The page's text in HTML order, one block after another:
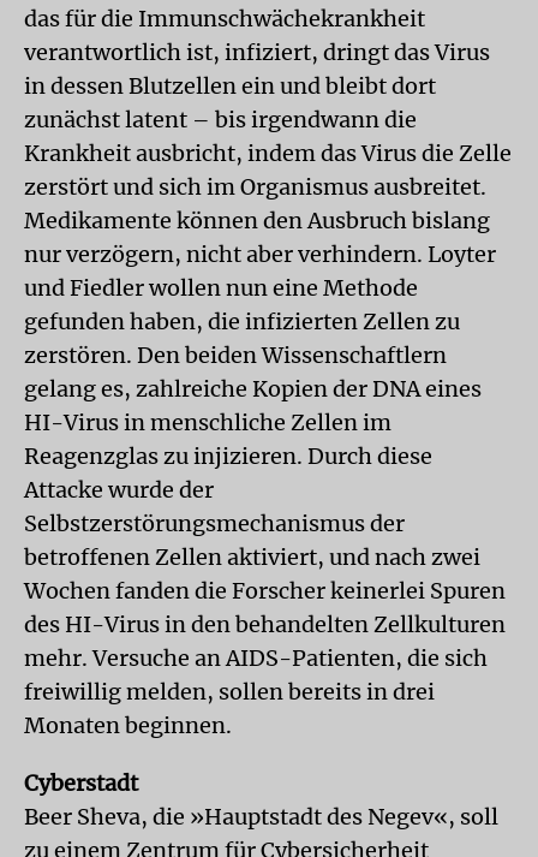
das für die Immunschwächekrankheit
verantwortlich ist, infiziert, dringt das Virus
in dessen Blutzellen ein und bleibt dort
zunächst latent – bis irgendwann die
Krankheit ausbricht, indem das Virus die Zelle
zerstört und sich im Organismus ausbreitet.
Medikamente können den Ausbruch bislang
nur verzögern, nicht aber verhindern. Loyter
und Fiedler wollen nun eine Methode
gefunden haben, die infizierten Zellen zu
zerstören. Den beiden Wissenschaftlern
gelang es, zahlreiche Kopien der DNA eines
HI-Virus in menschliche Zellen im
Reagenzglas zu injizieren. Durch diese
Attacke wurde der
Selbstzerstörungsmechanismus der
betroffenen Zellen aktiviert, und nach zwei
Wochen fanden die Forscher keinerlei Spuren
des HI-Virus in den behandelten Zellkulturen
mehr. Versuche an AIDS-Patienten, die sich
freiwillig melden, sollen bereits in drei
Monaten beginnen.
Cyberstadt
Beer Sheva, die »Hauptstadt des Negev«, soll
zu einem Zentrum für Cybersicherheit